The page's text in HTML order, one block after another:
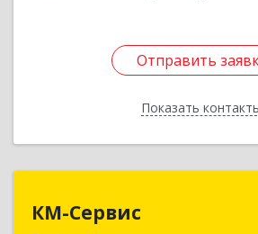
Отправить
Показать
Отправить
Назад
КМ-Сервис